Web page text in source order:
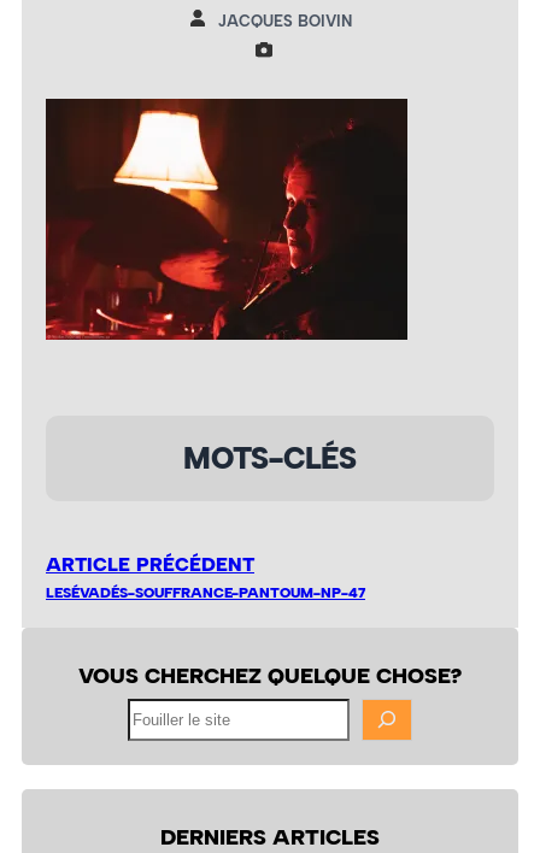
JACQUES BOIVIN
MOTS-CLÉS
ARTICLE PRÉCÉDENT
LESÉVADÉS-SOUFFRANCE-PANTOUM-NP-47
VOUS CHERCHEZ QUELQUE CHOSE?
DERNIERS ARTICLES